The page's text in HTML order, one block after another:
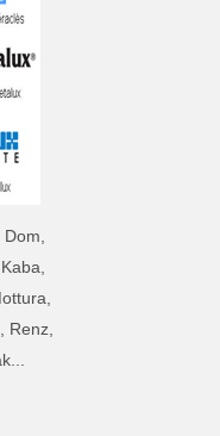
Dom,
Renz,